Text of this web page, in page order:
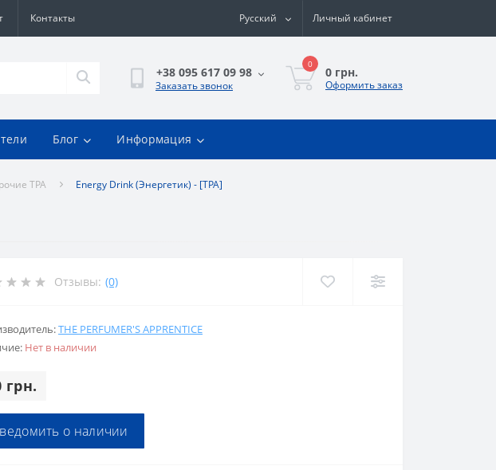
Контакты Русский Личный кабинет
+38 095 617 09 98
Заказать звонок
0
0 грн.
Оформить заказ
Блог Информация
TPA Energy Drink (Энергетик) - [TPA]
Отзывы: (0)
THE PERFUMER'S APPRENTICE
Нет в наличии
грн.
о наличии